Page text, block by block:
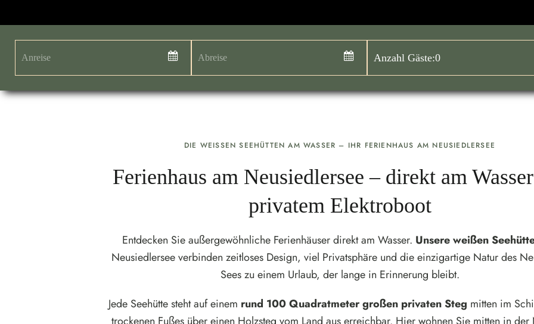
Anzahl Gäste:0
DIE WEISSEN SEEHÜTTEN AM WASSER – IHR FERIENHAUS AM NEUSIEDLERSEE
Ferienhaus am Neusiedlersee – direkt am
privatem Elektroboot
Entdecken Sie außergewöhnliche Ferienhäuser direkt am Wasser. Unsere weißen
Neusiedlersee verbinden zeitloses Design, viel Privatsphäre und die einzigartige Natur des
Sees zu einem Urlaub, der lange in Erinnerung bleibt.
Jede Seehütte steht auf einem rund 100 Quadratmeter großen privaten Steg mitten im